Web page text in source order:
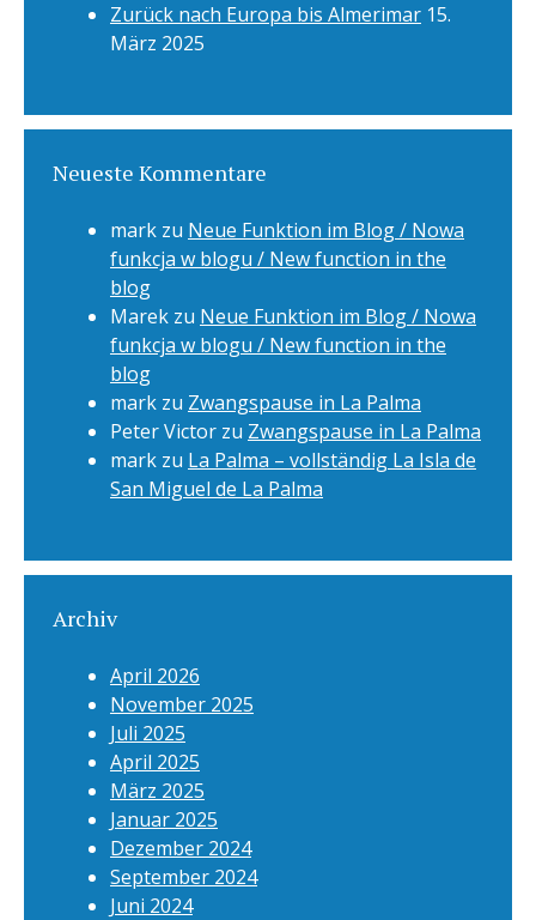
Zurück nach Europa bis Almerimar 15.
März 2025
Neueste Kommentare
mark zu Neue Funktion im Blog / Nowa
funkcja w blogu / New function in the
blog
Marek zu Neue Funktion im Blog / Nowa
funkcja w blogu / New function in the
blog
mark zu Zwangspause in La Palma
Peter Victor zu Zwangspause in La Palma
mark zu La Palma – vollständig La Isla de
San Miguel de La Palma
Archiv
April 2026
November 2025
Juli 2025
April 2025
März 2025
Januar 2025
Dezember 2024
September 2024
Juni 2024